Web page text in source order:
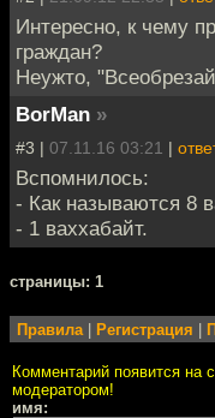
Интересно, к чему
граждан?
Неужто,
BorMan »
#3 | 07.11.16 03:21 |
Вспомнилось:
- Как называются 8
- 1 ваххабайт.
cтраницы: 1
Правила Регистрация
Комментарий появится на
модератором!
имя: